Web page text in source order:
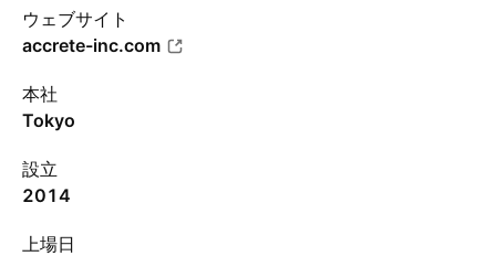
ウェブサイト
accrete-inc.com
本社
Tokyo
設立
2014
上場日